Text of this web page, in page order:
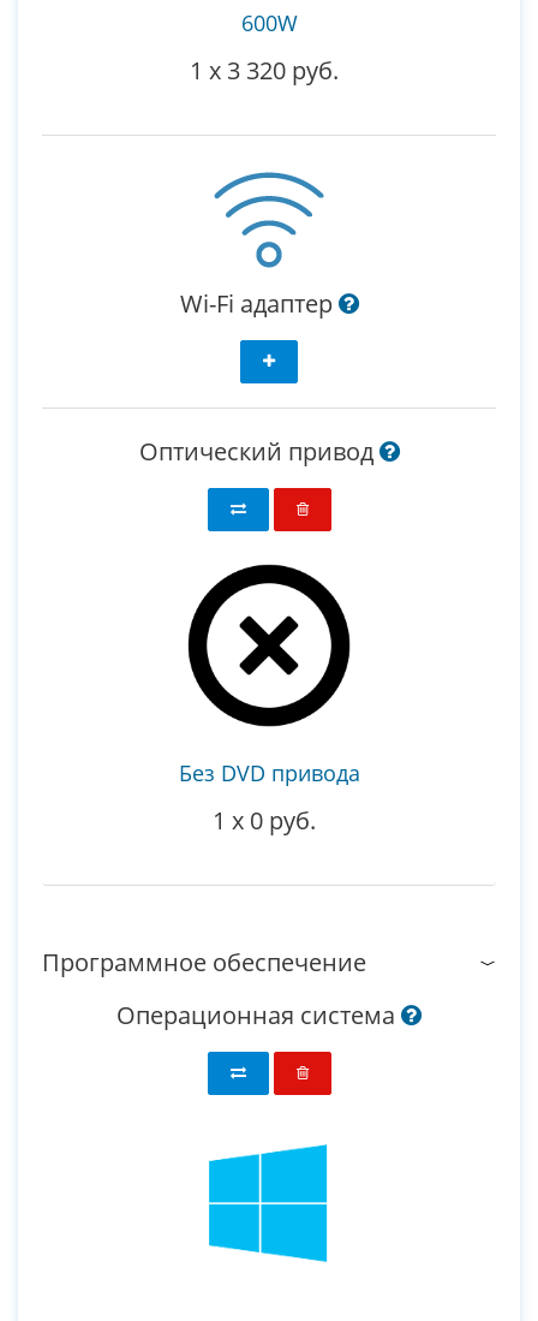
600W
1 x 3 320 руб.
Wi-Fi адаптер
Оптический привод
Без DVD привода
1 x 0 руб.
Программное обеспечение
Операционная система